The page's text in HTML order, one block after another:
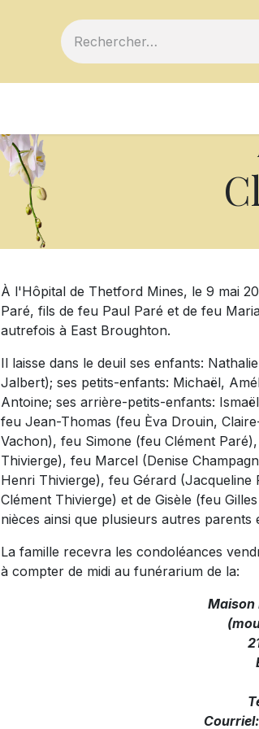
À l'Hôpital de Thetford Mines, le 9 mai
Paré, fils de feu Paul Paré et de feu
autrefois à East Broughton.
Il laisse dans le deuil ses enfants:
Jalbert); ses petits-enfants: Michaël,
Antoine; ses arrière-petits-enfants:
feu Jean-Thomas (feu Èva Drouin,
Vachon), feu Simone (feu Clément
Thivierge), feu Marcel (Denise
Henri Thivierge), feu Gérard
Clément Thivierge) et de Gisèle (feu
nièces ainsi que plusieurs autres parents
La famille recevra les condoléances
à compter de midi au funérarium de la:
Maison
Courriel: